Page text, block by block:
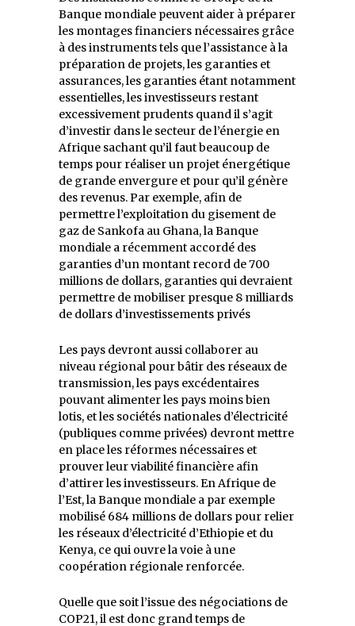
Banque mondiale peuvent aider à préparer
les montages financiers nécessaires grâce
à des instruments tels que l’assistance à la
préparation de projets, les garanties et
assurances, les garanties étant notamment
essentielles, les investisseurs restant
excessivement prudents quand il s’agit
d’investir dans le secteur de l’énergie en
Afrique sachant qu’il faut beaucoup de
temps pour réaliser un projet énergétique
de grande envergure et pour qu’il génère
des revenus. Par exemple, afin de
permettre l’exploitation du gisement de
gaz de Sankofa au Ghana, la Banque
mondiale a récemment accordé des
garanties d’un montant record de 700
millions de dollars, garanties qui devraient
permettre de mobiliser presque 8 milliards
de dollars d’investissements privés
Les pays devront aussi collaborer au
niveau régional pour bâtir des réseaux de
transmission, les pays excédentaires
pouvant alimenter les pays moins bien
lotis, et les sociétés nationales d’électricité
(publiques comme privées) devront mettre
en place les réformes nécessaires et
prouver leur viabilité financière afin
d’attirer les investisseurs. En Afrique de
l’Est, la Banque mondiale a par exemple
mobilisé 684 millions de dollars pour relier
les réseaux d’électricité d’Ethiopie et du
Kenya, ce qui ouvre la voie à une
coopération régionale renforcée.
Quelle que soit l’issue des négociations de
COP21, il est donc grand temps de